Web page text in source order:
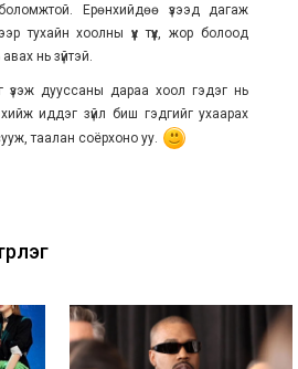
боломжтой. Ерөнхийдөө үзээд дагаж
тухайн хоолны үүх түүх, жор болоод
нь зүйтэй.
үзэж дууссаны дараа хоол гэдэг нь
иддэг зүйл биш гэдгийг ухаарах
таалан соёрхоно уу.